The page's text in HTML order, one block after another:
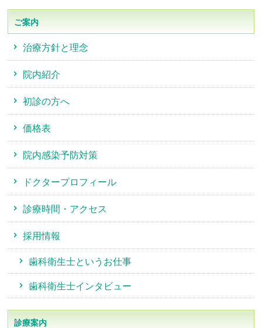
ご案内
治療方針と理念
院内紹介
初診の方へ
価格表
院内感染予防対策
ドクタープロフィール
診療時間・アクセス
採用情報
歯科衛生士というお仕事
歯科衛生士インタビュー
診療案内